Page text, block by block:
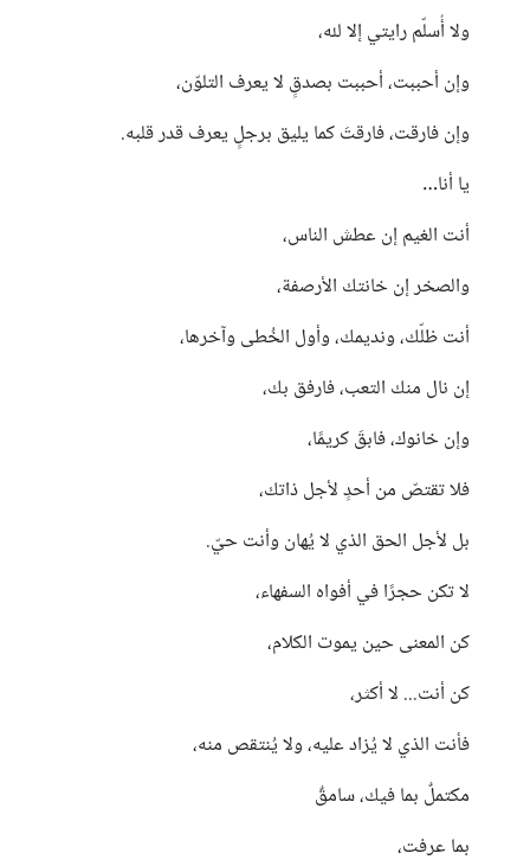
ولا أُسلّم رايتي إلا لله،
وإن أحببت، أحببت بصدقٍ لا يعرف التلوّن،
وإن فارقت، فارقتَ كما يليق برجلٍ يعرف قدر قلبه.
يا أنا…
أنت الغيم إن عطش الناس،
والصخر إن خانتك الأرصفة،
أنت ظلّك، ونديمك، وأول الخُطى وآخرها،
إن نال منك التعب، فارفق بك،
وإن خانوك، فابقَ كريمًا،
فلا تقتصّ من أحدٍ لأجل ذاتك،
بل لأجل الحق الذي لا يُهان وأنت حيّ.
لا تكن حجرًا في أفواه السفهاء،
كن المعنى حين يموت الكلام،
كن أنت... لا أكثر،
فأنت الذي لا يُزاد عليه، ولا يُنتقص منه،
مكتملٌ بما فيك، سامقٌ
بما عرفت،